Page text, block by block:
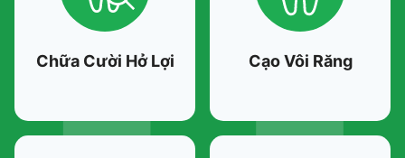
Chữa Cười Hở Lợi Cạo Vôi Răng